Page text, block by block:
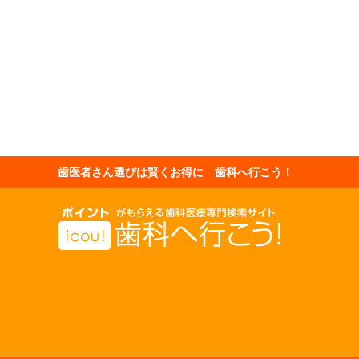
歯医者さん選びは賢くお得に 歯科へ行こう！